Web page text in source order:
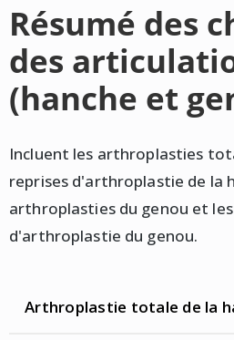
Résumé des
des
(hanche et
Incluent les arthroplasties
reprises d'arthroplastie de la
arthroplasties du genou et
d'arthroplastie du genou.
Arthroplastie totale de la